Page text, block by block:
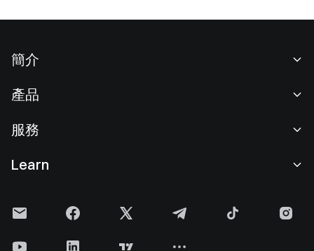
簡介
新聞中心
產品
現貨交易
理財中心
服務
Learn
Gate 快訊